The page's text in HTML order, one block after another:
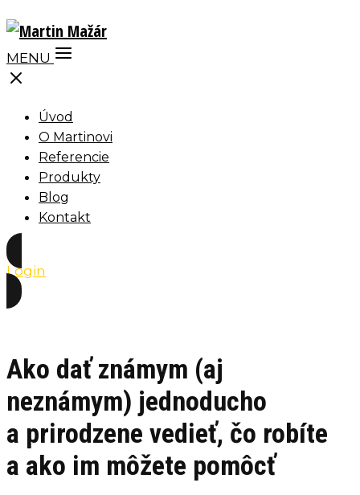
MENU
Úvod
O Martinovi
Referencie
Produkty
Blog
Kontakt
Login
Ako dať známym (aj
neznámym) jednoducho
a prirodzene vedieť, čo robíte
a ako im môžete pomôcť